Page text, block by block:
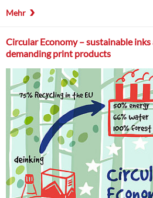
Mehr
Circular Economy – sustainable
demanding print products